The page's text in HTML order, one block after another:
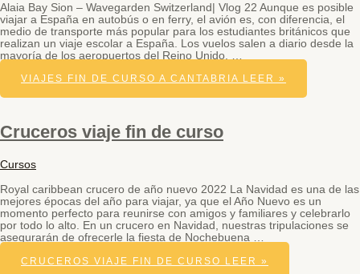
Alaia Bay Sion – Wavegarden Switzerland| Vlog 22 Aunque es posible
viajar a España en autobús o en ferry, el avión es, con diferencia, el
medio de transporte más popular para los estudiantes británicos que
realizan un viaje escolar a España. Los vuelos salen a diario desde la
mayoría de los aeropuertos del Reino Unido, …
VIAJES FIN DE CURSO A CANTABRIA LEER »
Cruceros viaje fin de curso
Cursos
Royal caribbean crucero de año nuevo 2022 La Navidad es una de las
mejores épocas del año para viajar, ya que el Año Nuevo es un
momento perfecto para reunirse con amigos y familiares y celebrarlo
por todo lo alto. En un crucero en Navidad, nuestras tripulaciones se
asegurarán de ofrecerle la fiesta de Nochebuena …
CRUCEROS VIAJE FIN DE CURSO LEER »